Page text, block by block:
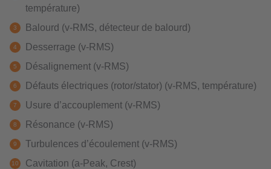
température)
Balourd (v-RMS, détecteur de balourd)
Desserrage (v-RMS)
Désalignement (v-RMS)
Défauts électriques (rotor/stator) (v-RMS, température)
Usure d’accouplement (v-RMS)
Résonance (v-RMS)
Turbulences d’écoulement (v-RMS)
Cavitation (a-Peak, Crest)